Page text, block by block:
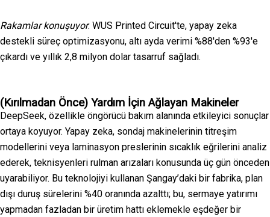
Rakamlar konuşuyor: WUS Printed Circuit'te, yapay zeka
destekli süreç optimizasyonu, altı ayda verimi %88'den %93'e
çıkardı ve yıllık 2,8 milyon dolar tasarruf sağladı.
(Kırılmadan Önce) Yardım İçin Ağlayan Makineler
DeepSeek, özellikle öngörücü bakım alanında etkileyici sonuçlar
ortaya koyuyor. Yapay zeka, sondaj makinelerinin titreşim
modellerini veya laminasyon preslerinin sıcaklık eğrilerini analiz
ederek, teknisyenleri rulman arızaları konusunda üç gün önceden
uyarabiliyor. Bu teknolojiyi kullanan Şangay’daki bir fabrika, plan
dışı duruş sürelerini %40 oranında azalttı; bu, sermaye yatırımı
yapmadan fazladan bir üretim hattı eklemekle eşdeğer bir